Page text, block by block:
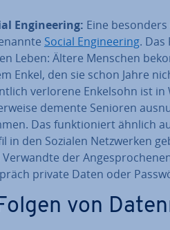
En­gi­nee­ring: Eine
Social En­gi­nee­ring.
Leben: Ältere Menschen
Enkel, den sie schon Jahre
verlorene Enkelsohn ist
demente Senioren
Das funk­tio­niert ähnlich
in den Sozialen Netz­wer­ken
der
private Daten oder
von